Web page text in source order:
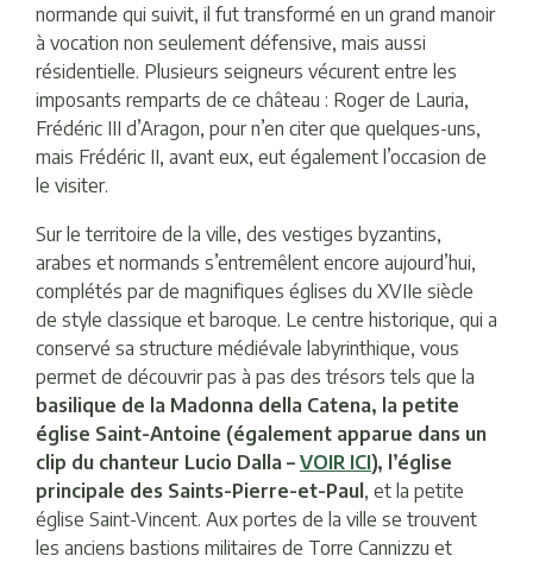
normande qui suivit, il fut transformé en un grand manoir
à vocation non seulement défensive, mais aussi
résidentielle. Plusieurs seigneurs vécurent entre les
imposants remparts de ce château : Roger de Lauria,
Frédéric III d’Aragon, pour n’en citer que quelques-uns,
mais Frédéric II, avant eux, eut également l’occasion de
le visiter.
Sur le territoire de la ville, des vestiges byzantins,
arabes et normands s’entremêlent encore aujourd’hui,
complétés par de magnifiques églises du XVIIe siècle
de style classique et baroque. Le centre historique, qui a
conservé sa structure médiévale labyrinthique, vous
permet de découvrir pas à pas des trésors tels que la
basilique de la Madonna della Catena, la petite
église Saint-Antoine (également apparue dans un
clip du chanteur Lucio Dalla – VOIR ICI), l’église
principale des Saints-Pierre-et-Paul, et la petite
église Saint-Vincent. Aux portes de la ville se trouvent
les anciens bastions militaires de Torre Cannizzu et